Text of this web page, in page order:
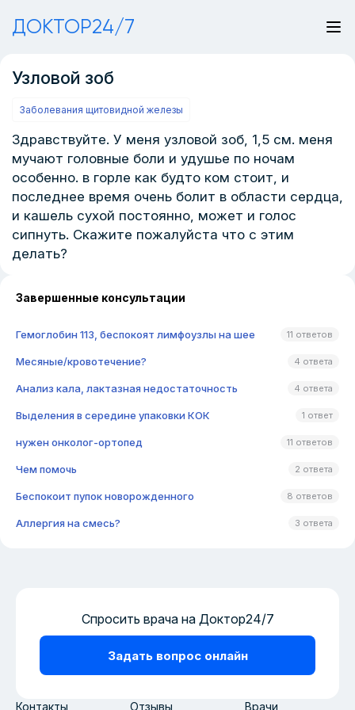
ДОКТОР24/7
Узловой зоб
Заболевания щитовидной железы
Здравствуйте. У меня узловой зоб, 1,5 см. меня
мучают головные боли и удушье по ночам
особенно. в горле как будто ком стоит, и
последнее время очень болит в области сердца,
и кашель сухой постоянно, может и голос
сипнуть. Скажите пожалуйста что с этим
делать?
Завершенные консультации
Гемоглобин 113, беспокоят лимфоузлы на шее 11 ответов
Месяные/кровотечение? 4 ответа
Анализ кала, лактазная недостаточность 4 ответа
Выделения в середине упаковки КОК 1 ответ
нужен онколог-ортопед 11 ответов
Чем помочь 2 ответа
Беспокоит пупок новорожденного 8 ответов
Аллергия на смесь? 3 ответа
Контакты Отзывы Врачи
Спросить врача на Доктор24/7
Задать вопрос онлайн